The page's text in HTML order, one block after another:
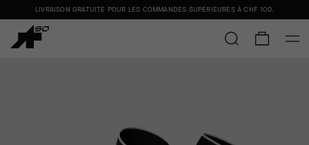
LIVRAISON GRATUITE POUR LES COMMANDES SUPÉRIEURES À CHF 100.